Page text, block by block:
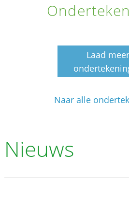
Laad meer
Naar alle
Nieuws